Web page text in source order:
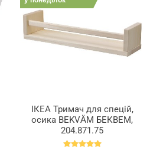
ІКЕА Тримач для спецій,
осика BEKVÄM БЕКВЕМ,
204.871.75